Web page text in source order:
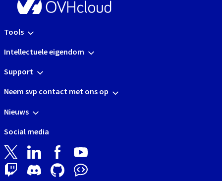
Tools
Intellectuele eigendom
Support
Neem svp contact met ons op
Nieuws
Social media